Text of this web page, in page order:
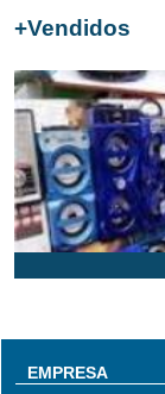
+Vendidos
EMPRESA